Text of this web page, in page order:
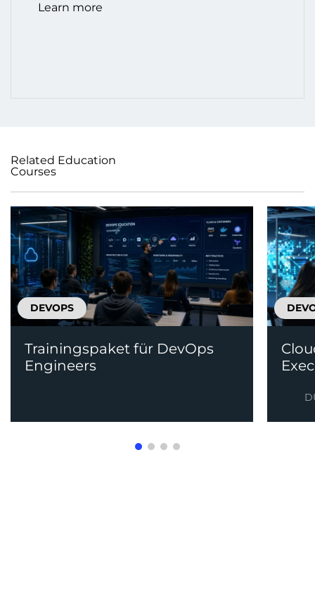
Learn more
Related Education
Courses
DEVOPS
Trainingspaket für DevOps
Engineers